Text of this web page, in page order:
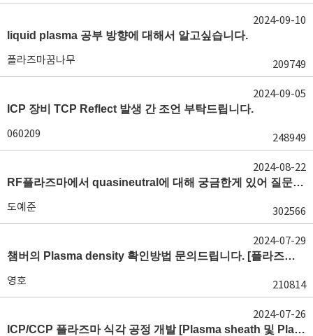
liquid plasma 공부 방향에 대해서 알고싶습니다.
플라즈마꿈나무 209749
2024-09-10
ICP 장비 TCP Reflect 발생 간 조언 부탁드립니다.
060209 248949
2024-09-05
RF플라즈마에서 quasineutral에 대해 궁금한게 있어 질문글 올립니다.[quasineutral]
도예준 302566
2024-08-22
챔버의 Plasma density 확인방법 문의드립니다. [플라즈마 모니터링, OES, LP]
영호 210814
2024-07-29
ICP/CCP 플라즈마 식각 공정 개발 [Plasma sheath 및 Plasma generation]
2024-07-26